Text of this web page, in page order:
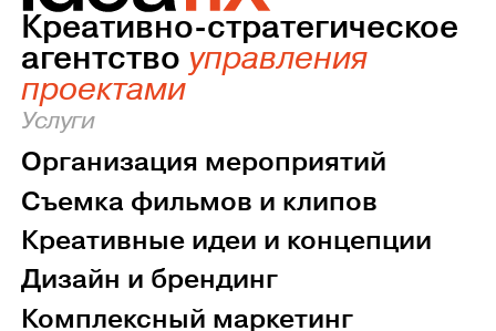
Креативно-стратегическое
агентство управления
проектами
Услуги
Организация мероприятий
Съемка фильмов и клипов
Креативные идеи и концепции
Дизайн и брендинг
Комплексный маркетинг